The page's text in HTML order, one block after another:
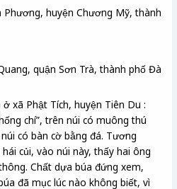
Phương, huyện Chương Mỹ, thành
quận Sơn Trà, thành phố Đà
xã Phật Tích, huyện Tiên Du :
chí”, trên núi có muông thú
có bàn cờ bằng đá. Tương
củi, vào núi này, thấy hai ông
Chất dựa búa đứng xem,
đã mục lúc nào không biết, vì